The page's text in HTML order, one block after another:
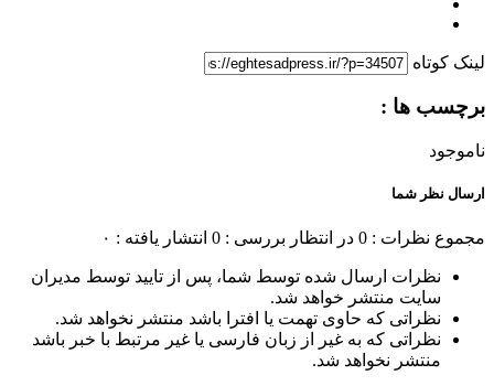
لینک کوتاه
برچسب ها :
ناموجود
ارسال نظر شما
مجموع نظرات : 0 در انتظار بررسی : 0 انتشار یافته : ۰
نظرات ارسال شده توسط شما، پس از تایید توسط مدیران
سایت منتشر خواهد شد.
نظراتی که حاوی تهمت یا افترا باشد منتشر نخواهد شد.
نظراتی که به غیر از زبان فارسی یا غیر مرتبط با خبر باشد
منتشر نخواهد شد.